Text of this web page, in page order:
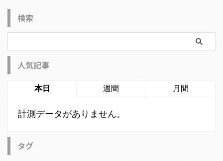
検索
人気記事
本日 週間 月間
計測データがありません。
タグ